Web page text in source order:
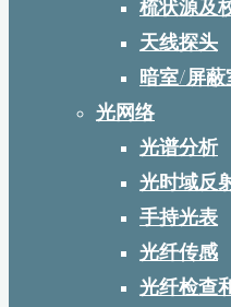
梳状源及
天线探头
暗室/屏蔽
光网络
光谱分析
光时域反
手持光表
光纤传感
光纤检查